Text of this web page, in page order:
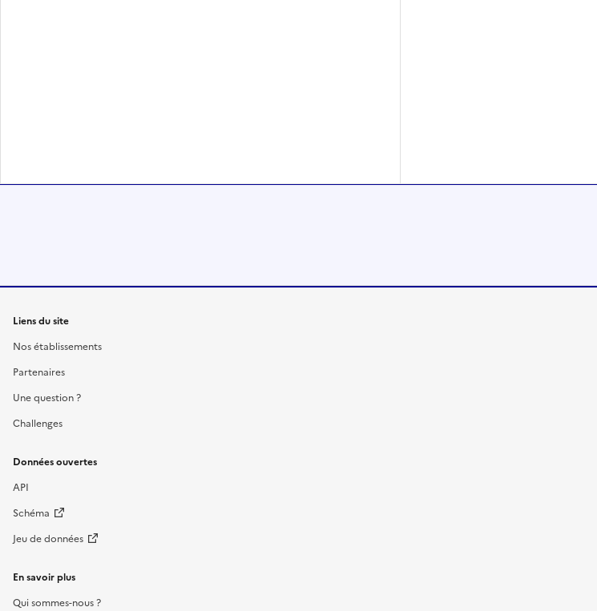
Liens du site
Nos établissements
Partenaires
Une question ?
Challenges
Données ouvertes
API
Schéma
Jeu de données
En savoir plus
Qui sommes-nous ?